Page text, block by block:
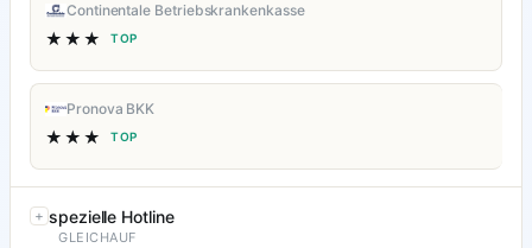
Continentale Betriebskrankenkasse
★★★ TOP
Pronova BKK
★★★ TOP
spezielle Hotline
GLEICHAUF